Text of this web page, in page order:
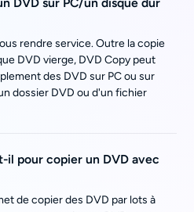
rendre service. Outre la copie
DVD vierge, DVD Copy peut
des DVD sur PC ou sur
dossier DVD ou d'un fichier
il pour copier un DVD avec
de copier des DVD par lots à